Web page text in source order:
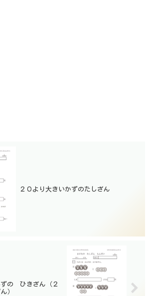
２０より大きいかずのたしざん
の ひきざん（２
）